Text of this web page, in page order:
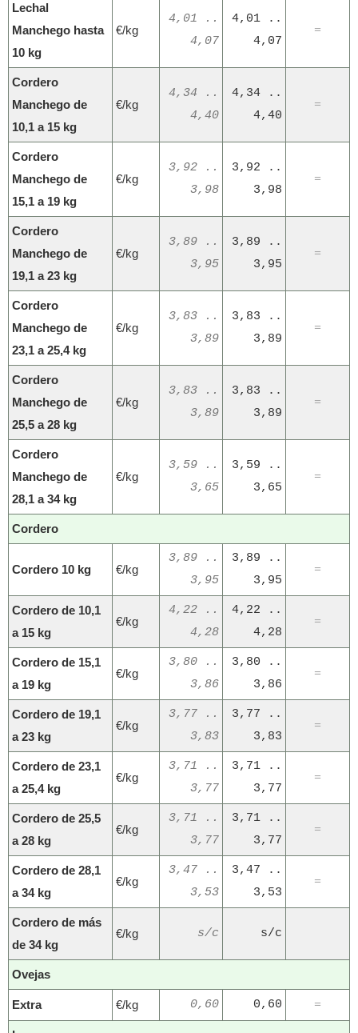
Lechal
Manchego hasta
10 kg
€/kg
4,01 ..
4,07
4,01 ..
4,07
=
Cordero
Manchego de
10,1 a 15 kg
€/kg
4,34 ..
4,40
4,34 ..
4,40
=
Cordero
Manchego de
15,1 a 19 kg
€/kg
3,92 ..
3,98
3,92 ..
3,98
=
Cordero
Manchego de
19,1 a 23 kg
€/kg
3,89 ..
3,95
3,89 ..
3,95
=
Cordero
Manchego de
23,1 a 25,4 kg
€/kg
3,83 ..
3,89
3,83 ..
3,89
=
Cordero
Manchego de
25,5 a 28 kg
€/kg
3,83 ..
3,89
3,83 ..
3,89
=
Cordero
Manchego de
28,1 a 34 kg
€/kg
3,59 ..
3,65
3,59 ..
3,65
=
Cordero
Cordero 10 kg €/kg
3,89 ..
3,95
3,89 ..
3,95
=
Cordero de 10,1
a 15 kg
€/kg
4,22 ..
4,28
4,22 ..
4,28
=
Cordero de 15,1
a 19 kg
€/kg
3,80 ..
3,86
3,80 ..
3,86
=
Cordero de 19,1
a 23 kg
€/kg
3,77 ..
3,83
3,77 ..
3,83
=
Cordero de 23,1
a 25,4 kg
€/kg
3,71 ..
3,77
3,71 ..
3,77
=
Cordero de 25,5
a 28 kg
€/kg
3,71 ..
3,77
3,71 ..
3,77
=
Cordero de 28,1
a 34 kg
€/kg
3,47 ..
3,53
3,47 ..
3,53
=
Cordero de más
de 34 kg
€/kg s/c s/c
Ovejas
Extra €/kg 0,60 0,60 =